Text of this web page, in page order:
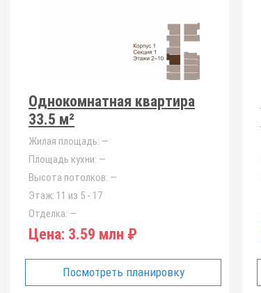
Однокомнатная квартира
33.5 м²
Жилая площадь: —
Площадь кухни: —
Высота потолков: —
Этаж: 11 из 5 - 17
Отделка: —
Цена: 3.59 млн ₽
Посмотреть планировку